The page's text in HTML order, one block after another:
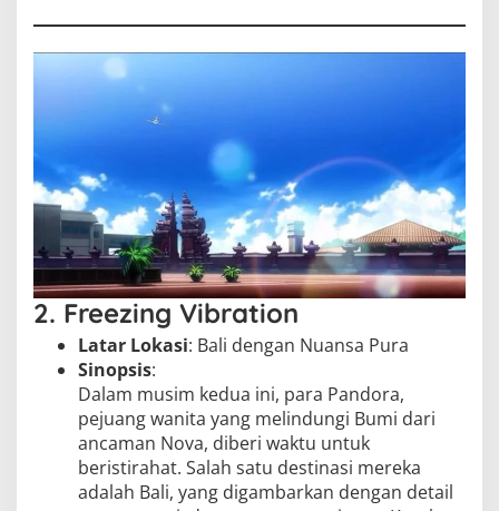
2. Freezing Vibration
Latar Lokasi: Bali dengan Nuansa Pura
Sinopsis:
Dalam musim kedua ini, para Pandora,
pejuang wanita yang melindungi Bumi dari
ancaman Nova, diberi waktu untuk
beristirahat. Salah satu destinasi mereka
adalah Bali, yang digambarkan dengan detail